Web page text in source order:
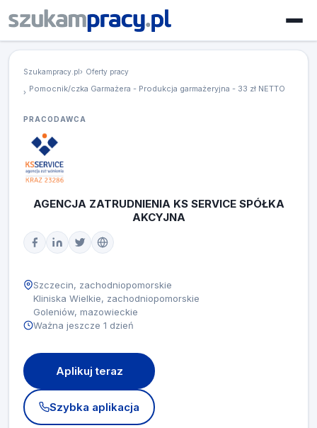
Szukampracy.pl Oferty pracy
Pomocnik/czka Garmażera - Produkcja garmażeryjna - 33 zł NETTO
PRACODAWCA
AGENCJA ZATRUDNIENIA KS SERVICE SPÓŁKA
AKCYJNA
Szczecin, zachodniopomorskie
Kliniska Wielkie, zachodniopomorskie
Goleniów, mazowieckie
Ważna jeszcze 1 dzień
Aplikuj teraz
Szybka aplikacja